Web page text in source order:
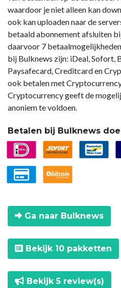
waardoor je niet alleen kan
ook kan uploaden naar de
betaald abonnement afsluiten
daarvoor 7
bij Bulknews zijn: iDeal, Sofort,
Paysafecard, Creditcard en
ook betalen met
Cryptocurrency geeft de
anoniem te voldoen.
Betalen bij Bulknews
Ga naar Bulknews
Bekijk 10 pakketten
Bekijk 5 review(s)